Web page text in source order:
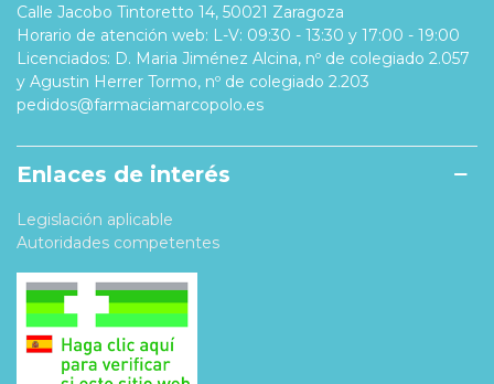
Calle Jacobo Tintoretto 14, 50021 Zaragoza
Horario de atención web: L-V: 09:30 - 13:30 y 17:00 - 19:00
Licenciados: D. Maria Jiménez Alcina, nº de colegiado 2.057
y Agustin Herrer Tormo, nº de colegiado 2.203
pedidos@farmaciamarcopolo.es
Enlaces de interés
Legislación aplicable
Autoridades competentes